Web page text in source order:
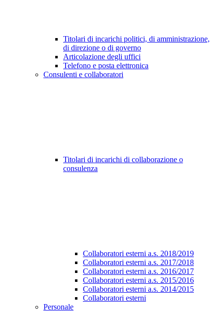
Titolari di incarichi politici, di amministrazione,
di direzione o di governo
Articolazione degli uffici
Telefono e posta elettronica
Consulenti e collaboratori
Titolari di incarichi di collaborazione o
consulenza
Collaboratori esterni a.s. 2018/2019
Collaboratori esterni a.s. 2017/2018
Collaboratori esterni a.s. 2016/2017
Collaboratori esterni a.s. 2015/2016
Collaboratori esterni a.s. 2014/2015
Collaboratori esterni
Personale